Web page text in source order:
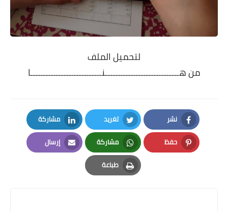
لتحميل الملف
منهـــــــــــــــــــــــــــــنــــــــــــــــــــــــــــا
نشر
Facebook
تغريد
Twitter
مشاركة
LinkedIn
حفظ
Pinterest
مشاركة
Whatsapp
إرسال
Email
طباعة
Print